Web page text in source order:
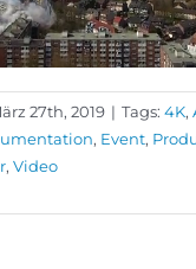
27th, 2019 | Tags: 4K,
, Event,
, Video